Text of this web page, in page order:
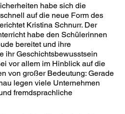
habe sich die
auf die neue Form des
Kristina Schnurr. Der
habe den Schülerinnen
bereitet und ihre
ihr Geschichtsbewusstsein
vor allem im Hinblick auf die
von großer Bedeutung: Gerade
legen viele Unternehmen
fremdsprachliche